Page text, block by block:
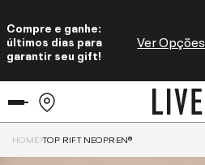
Compre e ganhe:
últimos dias para
garantir seu gift!
Ver Opções
HOME TOP RIFT NEOPREN®